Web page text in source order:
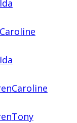
Ida
Caroline
Ida
Caroline
Tony